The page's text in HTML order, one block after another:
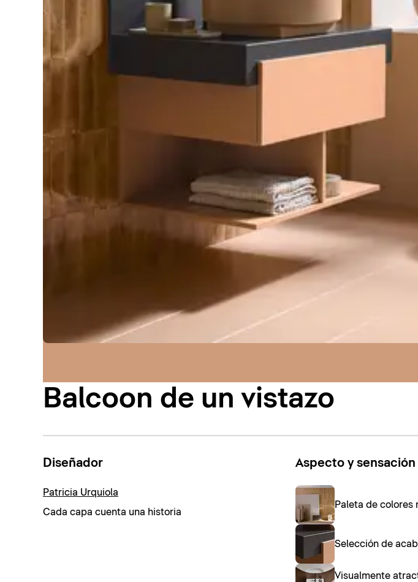
Balcoon de un vistazo
Diseñador
Patricia Urquiola
Cada capa cuenta una historia
Aspecto y sensación
Paleta de colores
Selección de
Visualmente